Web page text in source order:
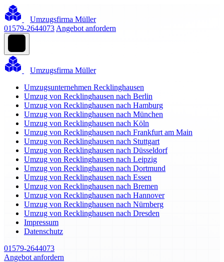
Umzugsfirma Müller
01579-2644073 Angebot anfordern
Umzugsfirma Müller
Umzugsunternehmen Recklinghausen
Umzug von Recklinghausen nach Berlin
Umzug von Recklinghausen nach Hamburg
Umzug von Recklinghausen nach München
Umzug von Recklinghausen nach Köln
Umzug von Recklinghausen nach Frankfurt am Main
Umzug von Recklinghausen nach Stuttgart
Umzug von Recklinghausen nach Düsseldorf
Umzug von Recklinghausen nach Leipzig
Umzug von Recklinghausen nach Dortmund
Umzug von Recklinghausen nach Essen
Umzug von Recklinghausen nach Bremen
Umzug von Recklinghausen nach Hannover
Umzug von Recklinghausen nach Nürnberg
Umzug von Recklinghausen nach Dresden
Impressum
Datenschutz
01579-2644073
Angebot anfordern